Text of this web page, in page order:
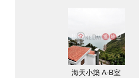
海天小築 A-B室